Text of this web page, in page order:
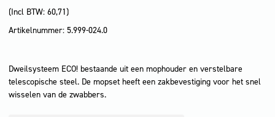
(Incl BTW: 60,71)
Artikelnummer: 5.999-024.0
Dweilsysteem ECO! bestaande uit een mophouder en verstelbare
telescopische steel. De mopset heeft een zakbevestiging voor het snel
wisselen van de zwabbers.